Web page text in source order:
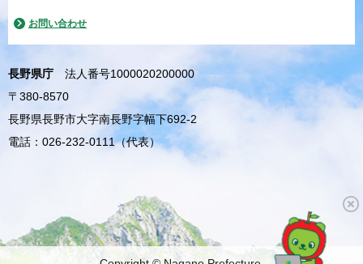
お問い合わせ
長野県庁
法人番号1000020200000
〒380-8570
長野県長野市大字南長野字幅下692-2
電話：026-232-0111（代表）